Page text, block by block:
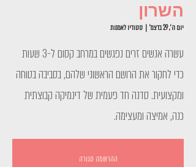
השרון
יום ה׳, 29 בדצמ׳
  |
סטודיו לאמנות
עשרה אנשים זרים נפגשים במרחב קסום ל-3 שעות
כדי לחקור את הרושם הראשוני שלהם, בסביבה בטוחה
ומקצועית. סדנה חד פעמית של דינמיקה קבוצתית
כנה, אמיצה ומעצימה.
ההרשמה סגורה